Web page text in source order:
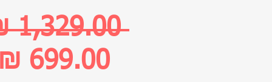
‏1,329.00 ‏₪
מחיר
‏699.00 ‏₪